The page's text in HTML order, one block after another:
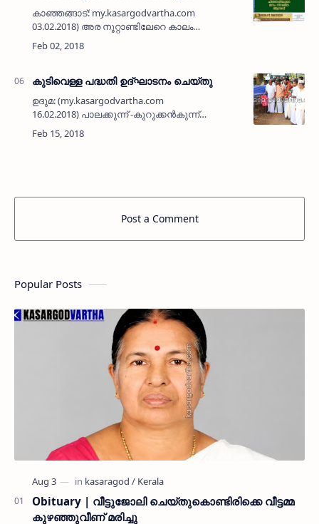
കാഞ്ഞങ്ങാട്: my.kasargodvartha.com
03.02.2018) അര നൂറ്റാണ്ടിലേറെ കാലം
സേവനരംഗത്ത് നിറസാന്നിദ്ധ്യമായി ഒന്നര
പതിറ്റാണ്ടിലേറെക്കാലം ചിത്താരിയിലെ
നേത…
കുടിവെള്ള പദ്ധതി ഉദ്ഘാടനം ചെയ്തു
ഉദുമ: (my.kasargodvartha.com
16.02.2018) പാലക്കുന്ന് -കുറുക്കന്‍കുന്ന്
കുടിവെള്ള വിതരണ പദ്ധതി പി കരുണാകരന്‍
എംപി ഉദ്ഘാടനം ചെയ്തു. ബ്ലോക്ക്
Post a Comment
Popular Posts
Obituary | വീട്ടുജോലി ചെയ്തുകൊണ്ടിരിക്കെ വീട്ടമ്മ
കുഴഞ്ഞുവീണ് മരിച്ചു